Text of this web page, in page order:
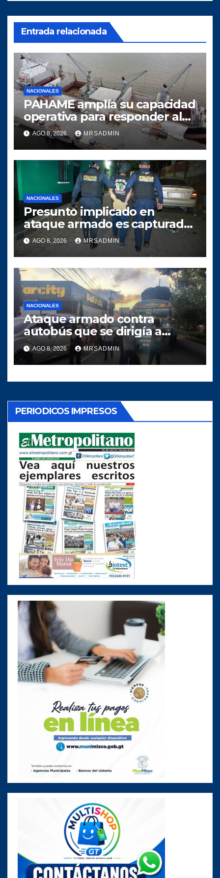
Entrada relacionada
NACIONALES
PAHAME amplía su capacidad
operativa para responder al
crecimiento del comercio
marítimo
AGO 8, 2026 MRSADMIN
NACIONALES
Presunto implicado en
ataque armado es capturado
tras persecución policial en
Villa Nueva
AGO 8, 2026 MRSADMIN
NACIONALES
Ataque armado contra
autobús que se dirigía a
Quiché deja dos heridos
AGO 8, 2026 MRSADMIN
PERIODICOS IMPRESOS